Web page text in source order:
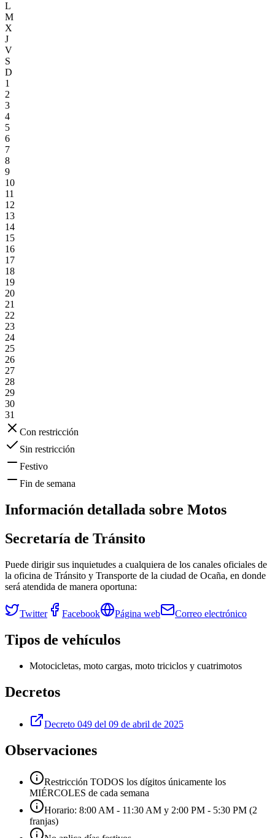
L
M
X
J
V
S
D
1
2
3
4
5
6
7
8
9
10
11
12
13
14
15
16
17
18
19
20
21
22
23
24
25
26
27
28
29
30
31
Con restricción
Sin restricción
Festivo
Fin de semana
Información detallada sobre Motos
Secretaría de Tránsito
Puede dirigir sus inquietudes a cualquiera de los canales oficiales de
la oficina de Tránsito y Transporte de la ciudad de Ocaña, en donde
será atendida de manera oportuna:
Twitter Facebook Página web Correo electrónico
Tipos de vehículos
Motocicletas, moto cargas, moto triciclos y cuatrimotos
Decretos
Decreto 049 del 09 de abril de 2025
Observaciones
Restricción TODOS los dígitos únicamente los
MIÉRCOLES de cada semana
Horario: 8:00 AM - 11:30 AM y 2:00 PM - 5:30 PM (2
franjas)